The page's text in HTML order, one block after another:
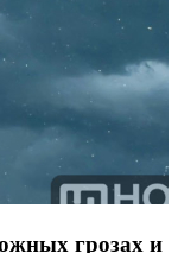
грозах и